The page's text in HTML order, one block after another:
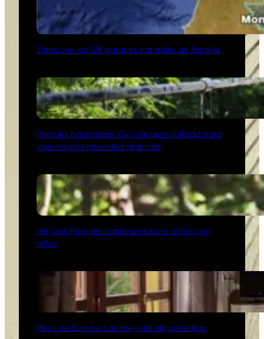
Estos son los 128 parques naturales de España
Parques Nacionales: Guía de accesibilidad para
viajeros con movilidad reducida
Mejores Parques Nacionales para visitar con
niños
Picos de Europa. Los mejores alojamientos